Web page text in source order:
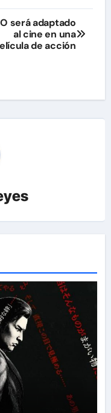
será adaptado
al cine en una
de acción